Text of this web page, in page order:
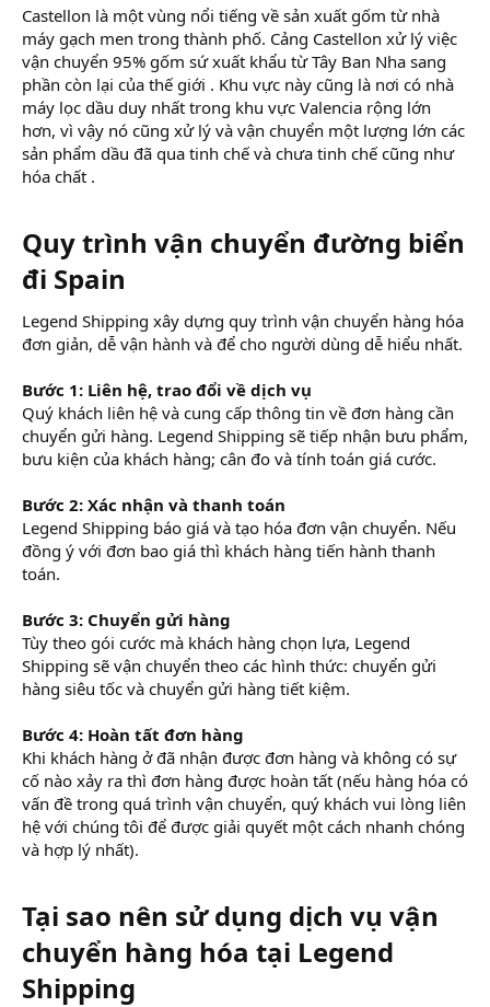
Castellon là một vùng nổi tiếng về sản xuất gốm từ nhà
máy gạch men trong thành phố. Cảng Castellon xử lý việc
vận chuyển 95% gốm sứ xuất khẩu từ Tây Ban Nha sang
phần còn lại của thế giới . Khu vực này cũng là nơi có nhà
máy lọc dầu duy nhất trong khu vực Valencia rộng lớn
hơn, vì vậy nó cũng xử lý và vận chuyển một lượng lớn các
sản phẩm dầu đã qua tinh chế và chưa tinh chế cũng như
hóa chất .
Quy trình vận chuyển đường biển
đi Spain
Legend Shipping xây dựng quy trình vận chuyển hàng hóa
đơn giản, dễ vận hành và để cho người dùng dễ hiểu nhất.
Bước 1: Liên hệ, trao đổi về dịch vụ
Quý khách liên hệ và cung cấp thông tin về đơn hàng cần
chuyển gửi hàng. Legend Shipping sẽ tiếp nhận bưu phẩm,
bưu kiện của khách hàng; cân đo và tính toán giá cước.
Bước 2: Xác nhận và thanh toán
Legend Shipping báo giá và tạo hóa đơn vận chuyển. Nếu
đồng ý với đơn bao giá thì khách hàng tiến hành thanh
toán.
Bước 3: Chuyển gửi hàng
Tùy theo gói cước mà khách hàng chọn lựa, Legend
Shipping sẽ vận chuyển theo các hình thức: chuyển gửi
hàng siêu tốc và chuyển gửi hàng tiết kiệm.
Bước 4: Hoàn tất đơn hàng
Khi khách hàng ở đã nhận được đơn hàng và không có sự
cố nào xảy ra thì đơn hàng được hoàn tất (nếu hàng hóa có
vấn đề trong quá trình vận chuyển, quý khách vui lòng liên
hệ với chúng tôi để được giải quyết một cách nhanh chóng
và hợp lý nhất).
Tại sao nên sử dụng dịch vụ vận
chuyển hàng hóa tại Legend
Shipping